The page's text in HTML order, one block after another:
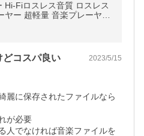
Hi-Fiロスレス音質 ロスレス
ヤー 超軽量 音楽プレーヤー
イクロSDカードに対応
どコスパ良い 2023/5/15
麗に保存されたファイルなら
が必要
人でなければ音楽ファイルを